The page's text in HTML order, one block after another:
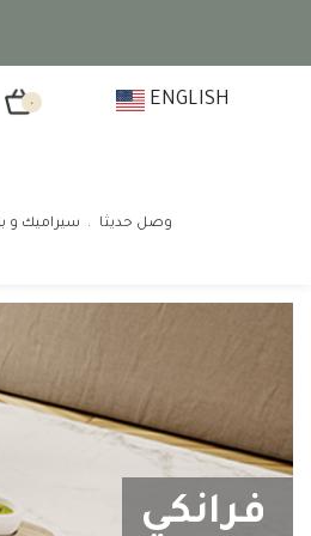
٠ ENGLISH
وصل حديثا سيراميك و
فرانكي